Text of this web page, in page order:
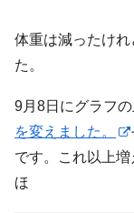
体重は減ったけ
た。
9月8日にグラフの
を変えました。
です。これ以上
ほ